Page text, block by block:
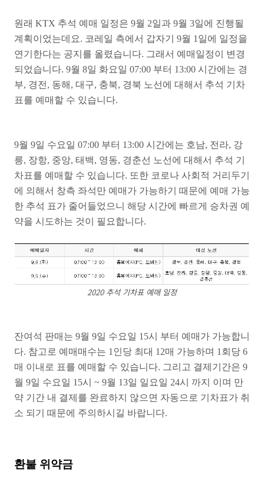
원래 KTX 추석 예매 일정은 9월 2일과 9월 3일에 진행될
계획이었는데요. 코레일 측에서 갑자기 9월 1일에 일정을
연기한다는 공지를 올렸습니다. 그래서 예매일정이 변경
되었습니다. 9월 8일 화요일 07:00 부터 13:00 시간에는 경
부, 경전, 동해, 대구, 충북, 경북 노선에 대해서 추석 기차
표를 예매할 수 있습니다.
9월 9일 수요일 07:00 부터 13:00 시간에는 호남, 전라, 강
릉, 장항, 중앙, 태백, 영동, 경춘선 노선에 대해서 추석 기
차표를 예매할 수 있습니다. 또한 코로나 사회적 거리두기
에 의해서 창측 좌석만 예매가 가능하기 때문에 예매 가능
한 추석 표가 줄어들었으니 해당 시간에 빠르게 승차권 예
약을 시도하는 것이 필요합니다.
2020 추석 기차표 예매 일정
잔여석 판매는 9월 9일 수요일 15시 부터 예매가 가능합니
다. 참고로 예매매수는 1인당 최대 12매 가능하며 1회당 6
매 이내로 표를 예매할 수 있습니다. 그리고 결제기간은 9
월 9일 수요일 15시 ~ 9월 13일 일요일 24시 까지 이며 만
약 기간 내 결제를 완료하지 않으면 자동으로 기차표가 취
소 되기 때문에 주의하시길 바랍니다.
환불 위약금